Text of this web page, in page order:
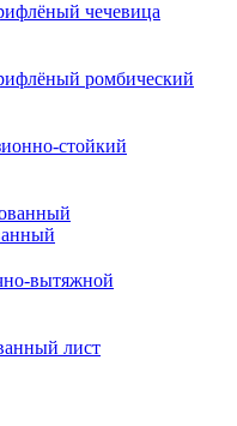
чечевица
ромбический
стойкий
вытяжной
лист